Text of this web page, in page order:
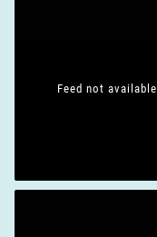
Feed not available